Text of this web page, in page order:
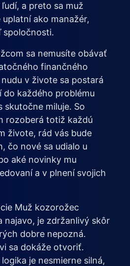
a preto sa muž
ako manažér,
spoločnosti.
sa nemusíte obávať
finančného
v živote sa postará
do každého problému
skutočne miluje. So
rozoberá totiž každú
živote, rád vás bude
čo nové sa udialo u
aké novinky mu
a v plnení svojich
Muž kozorožec
najavo, je zdržanlivý skôr
dobre nepozná.
sa dokáže otvoriť.
je nesmierne silná,